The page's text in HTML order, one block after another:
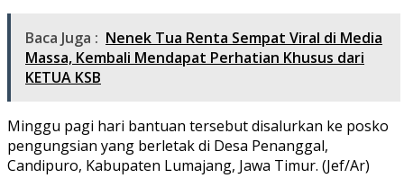
Baca Juga : Nenek Tua Renta Sempat Viral di Media
Massa, Kembali Mendapat Perhatian Khusus dari
KETUA KSB
Minggu pagi hari bantuan tersebut disalurkan ke posko
pengungsian yang berletak di Desa Penanggal,
Candipuro, Kabupaten Lumajang, Jawa Timur. (Jef/Ar)